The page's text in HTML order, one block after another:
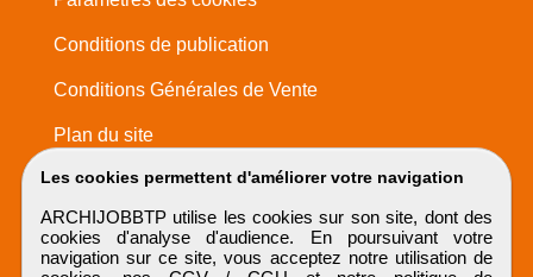
Les cookies permettent d'améliorer votre navigation
ARCHIJOBBTP utilise les cookies sur son site, dont des
cookies d'analyse d'audience. En poursuivant votre
navigation sur ce site, vous acceptez notre utilisation de
Conditions de publication
Conditions Générales de Vente
Plan du site